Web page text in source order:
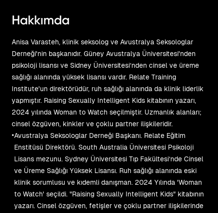
Hakkımda
Anisa Varasteh, klinik seksolog ve Avustralya Seksologlar
Derneği'nin başkanıdır. Güney Avustralya Üniversitesi'nden
psikoloji lisansı ve Sidney Üniversitesi’nden cinsel ve üreme
sağlığı alanında yüksek lisansı vardır. Relate Training
Institute'un direktörüdür, ruh sağlığı alanında da klinik liderlik
yapmıştır. Raising Sexually Intelligent Kids kitabının yazarı,
2024 yılında Woman to Watch seçilmiştir. Uzmanlık alanları;
cinsel özgüven, kinkler ve çoklu partner ilişkileridir.
•Avustralya Seksologlar Derneği Başkanı. Relate Eğitim
Enstitüsü Direktörü. South Australia Üniversitesi Psikoloji
Lisans mezunu. Sydney Üniversitesi Tıp Fakültesi’nde Cinsel
ve Üreme Sağlığı Yüksek Lisansı. Ruh sağlığı alanında eski
klinik sorumlusu ve kıdemli danışman. 2024 Yılında 'Woman
to Watch' seçildi. "Raising Sexually Intelligent Kids" kitabının
yazarı. Cinsel özgüven, fetişler ve çoklu partner ilişkilerinde